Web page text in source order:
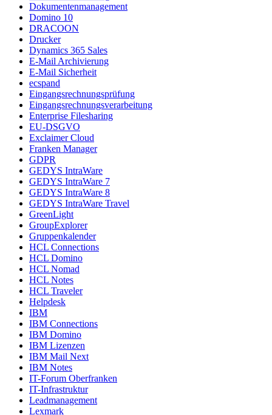
Dokumentenmanagement
Domino 10
DRACOON
Drucker
Dynamics 365 Sales
E-Mail Archivierung
E-Mail Sicherheit
ecspand
Eingangsrechnungsprüfung
Eingangsrechnungsverarbeitung
Enterprise Filesharing
EU-DSGVO
Exclaimer Cloud
Franken Manager
GDPR
GEDYS IntraWare
GEDYS IntraWare 7
GEDYS IntraWare 8
GEDYS IntraWare Travel
GreenLight
GroupExplorer
Gruppenkalender
HCL Connections
HCL Domino
HCL Nomad
HCL Notes
HCL Traveler
Helpdesk
IBM
IBM Connections
IBM Domino
IBM Lizenzen
IBM Mail Next
IBM Notes
IT-Forum Oberfranken
IT-Infrastruktur
Leadmanagement
Lexmark